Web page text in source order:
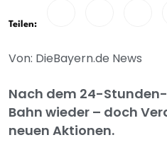
Teilen:
Von: DieBayern.de News
Nach dem 24-
Bahn wieder – doch
neuen Aktionen.